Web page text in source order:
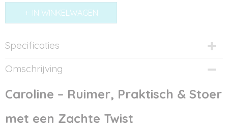
IN WINKELWAGEN
Specificaties
Productcode
ST12315
23 x 8 x 16 cm
Omschrijving
Caroline – Ruimer, Praktisch & Stoer
met een Zachte Twist